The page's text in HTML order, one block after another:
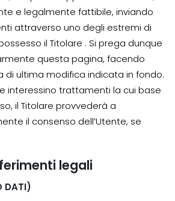
e legalmente fattibile, inviando
attraverso uno degli estremi di
il Titolare . Si prega dunque
questa pagina, facendo
di ultima modifica indicata in fondo.
interessino trattamenti la cui base
il Titolare provvederà a
il consenso dell’Utente, se
legali
DATI)